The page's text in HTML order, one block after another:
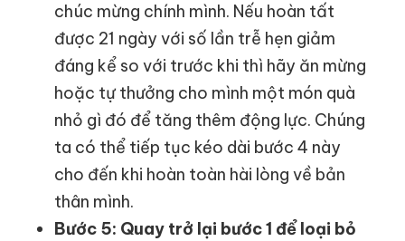
chúc mừng chính mình. Nếu hoàn tất
được 21 ngày với số lần trễ hẹn giảm
đáng kể so với trước khi thì hãy ăn mừng
hoặc tự thưởng cho mình một món quà
nhỏ gì đó để tăng thêm động lực. Chúng
ta có thể tiếp tục kéo dài bước 4 này
cho đến khi hoàn toàn hài lòng về bản
thân mình.
Bước 5: Quay trở lại bước 1 để loại bỏ